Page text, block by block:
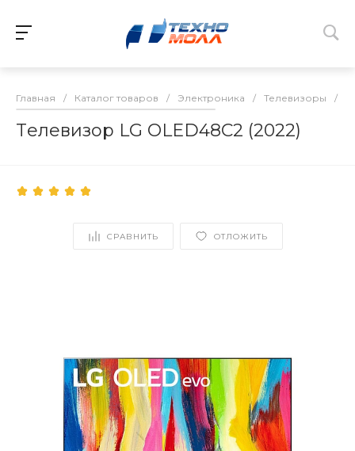
Главная / Каталог товаров / Электроника / Телевизоры /
Tелевизор LG OLED48C2 (2022)
СРАВНИТЬ ОТЛОЖИТЬ